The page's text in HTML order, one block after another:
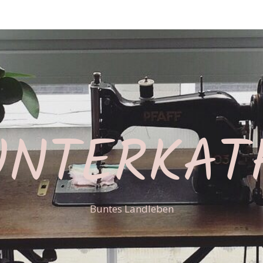
Buntes Landleben